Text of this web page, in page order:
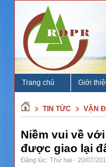
Trang chủ Giới
TIN TỨC VẬN
Niềm vui về
được giao lại
Đăng lúc: Thứ hai - 20/07/